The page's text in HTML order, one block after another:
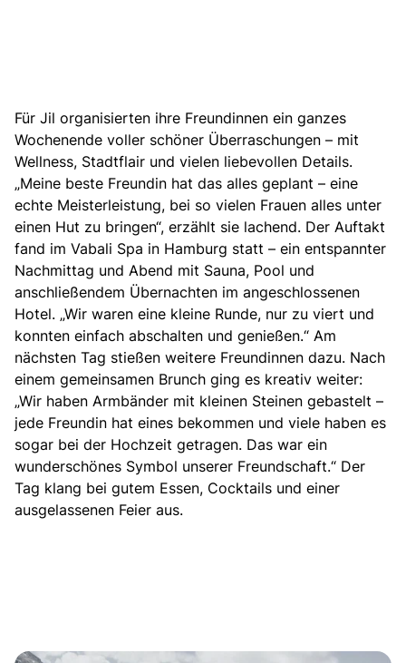
Für Jil organisierten ihre Freundinnen ein ganzes
Wochenende voller schöner Überraschungen – mit
Wellness, Stadtflair und vielen liebevollen Details.
„Meine beste Freundin hat das alles geplant – eine
echte Meisterleistung, bei so vielen Frauen alles unter
einen Hut zu bringen“, erzählt sie lachend. Der Auftakt
fand im Vabali Spa in Hamburg statt – ein entspannter
Nachmittag und Abend mit Sauna, Pool und
anschließendem Übernachten im angeschlossenen
Hotel. „Wir waren eine kleine Runde, nur zu viert und
konnten einfach abschalten und genießen.“ Am
nächsten Tag stießen weitere Freundinnen dazu. Nach
einem gemeinsamen Brunch ging es kreativ weiter:
„Wir haben Armbänder mit kleinen Steinen gebastelt –
jede Freundin hat eines bekommen und viele haben es
sogar bei der Hochzeit getragen. Das war ein
wunderschönes Symbol unserer Freundschaft.“ Der
Tag klang bei gutem Essen, Cocktails und einer
ausgelassenen Feier aus.